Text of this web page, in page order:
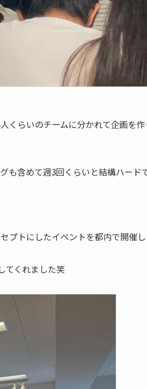
くらいのチームに分かれて企画を
も含めて週3回くらいと結構ハード
プトにしたイベントを都内で開催し
てくれました笑